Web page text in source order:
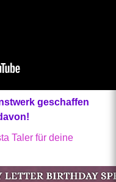
geschaffen
Taler für deine